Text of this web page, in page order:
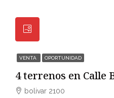
VENTA OPORTUNIDAD
4 terrenos en Calle
bolivar 2100